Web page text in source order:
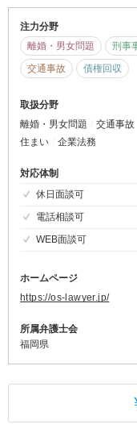
注力分野
離婚・男女問題
刑事
交通事故
債権回収
取扱分野
離婚・男女問題
交通事故
住まい
企業法務
対応体制
休日面談可
電話相談可
WEB面談可
ホームページ
https://os-lawyer.jp/
所属弁護士会
福岡県